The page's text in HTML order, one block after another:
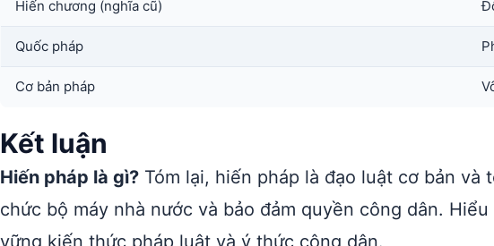
Hiến chương (nghĩa cũ)
Quốc pháp
Cơ bản pháp
Kết luận
Hiến pháp là gì? Tóm lại, hiến pháp là đạo luật cơ bản
chức bộ máy nhà nước và bảo đảm quyền công dân.
vững kiến thức pháp luật và ý thức công dân.